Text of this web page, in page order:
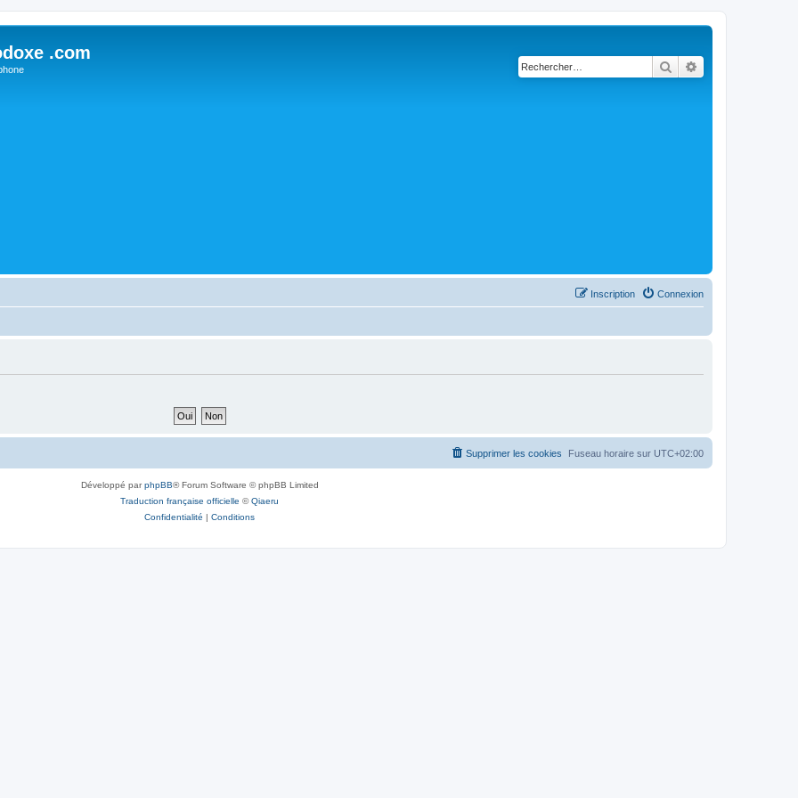
.com
Rechercher
Connexion
Inscription
Fuseau horaire sur UTC+02:00
Supprimer les cookies
Développé parphpBB® Forum Software © phpBB Limited
Traduction française officielle ©Qiaeru
Confidentialité | Conditions